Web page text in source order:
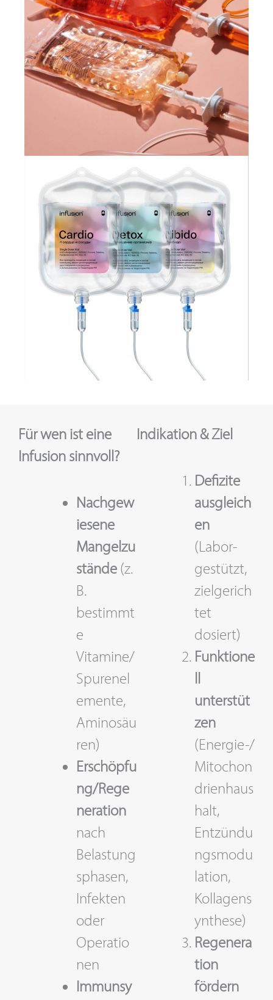
Für wen ist eine
Infusion sinnvoll?
Nachgew
iesene
Mangelzu
stände (z.
B.
bestimmt
e
Vitamine/
Spurenel
emente,
Aminosäu
ren)
Erschöpfu
ng/Rege
neration
nach
Belastung
sphasen,
Infekten
oder
Operatio
nen
Immunsy
Indikation & Ziel
Defizite
ausgleich
en
(Labor-
gestützt,
zielgerich
tet
dosiert)
Funktione
ll
unterstüt
zen
(Energie-/
Mitochon
drienhaus
halt,
Entzündu
ngsmodu
lation,
Kollagens
ynthese)
Regenera
tion
fördern